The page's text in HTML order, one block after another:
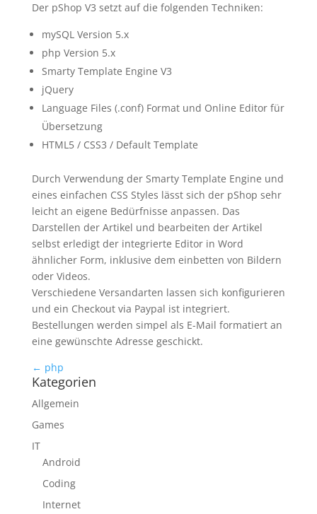
Der pShop V3 setzt auf die folgenden Techniken:
mySQL Version 5.x
php Version 5.x
Smarty Template Engine V3
jQuery
Language Files (.conf) Format und Online Editor für
Übersetzung
HTML5 / CSS3 / Default Template
Durch Verwendung der Smarty Template Engine und
eines einfachen CSS Styles lässt sich der pShop sehr
leicht an eigene Bedürfnisse anpassen. Das
Darstellen der Artikel und bearbeiten der Artikel
selbst erledigt der integrierte Editor in Word
ähnlicher Form, inklusive dem einbetten von Bildern
oder Videos.
Verschiedene Versandarten lassen sich konfigurieren
und ein Checkout via Paypal ist integriert.
Bestellungen werden simpel als E-Mail formatiert an
eine gewünschte Adresse geschickt.
← php
Kategorien
Allgemein
Games
IT
Android
Coding
Internet